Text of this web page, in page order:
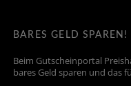
BARES GELD SPAREN!
Beim Gutscheinportal
bares Geld sparen und das